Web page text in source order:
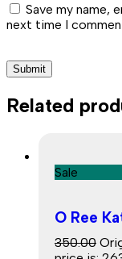
Save my name,
next time I
Related
Sale
O Ree
350.00